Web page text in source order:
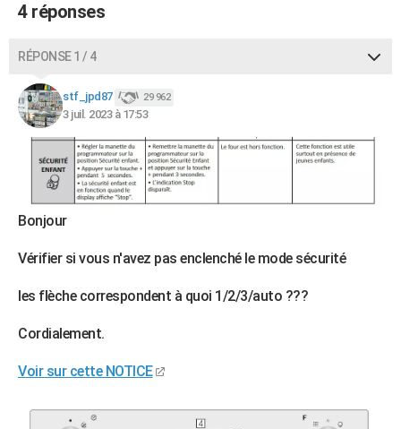
S'inscrire
Se connecter
Lycées
Collèges
Primaires
Universités
Entreprises
Service militaire
Avis de recherche
AVIS DE DÉCÈS
FORUM
Bricolage
Lifestyle
Culture
Sport
Auto
Television
Voyage
Cinema
4 réponses
RÉPONSE 1 / 4
stf_jpd87 29 962
3 juil. 2023 à 17:53
Bonjour
Vérifier si vous n'avez pas enclenché le mode sécurité
les flèche correspondent à quoi 1/2/3/auto ???
Cordialement.
Voir sur cette NOTICE